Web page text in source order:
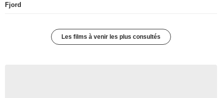
Fjord
Les films à venir les plus consultés